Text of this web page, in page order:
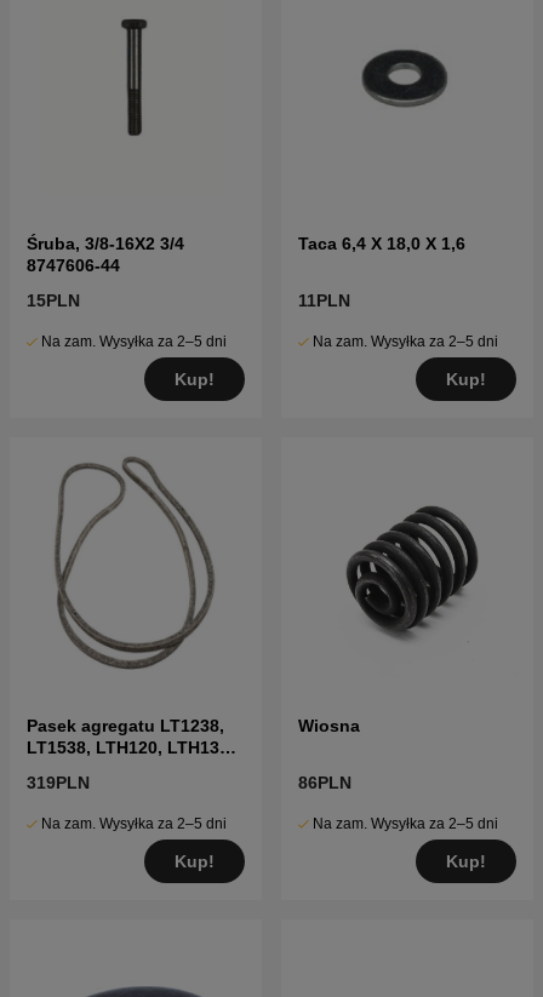
Śruba, 3/8-16X2 3/4
8747606-44
15PLN
Na zam. Wysyłka za 2–5 dni
Kup!
Taca 6,4 X 18,0 X 1,6
11PLN
Na zam. Wysyłka za 2–5 dni
Kup!
Pasek agregatu LT1238,
LT1538, LTH120, LTH130,
319PLN
Na zam. Wysyłka za 2–5 dni
Kup!
Wiosna
86PLN
Na zam. Wysyłka za 2–5 dni
Kup!